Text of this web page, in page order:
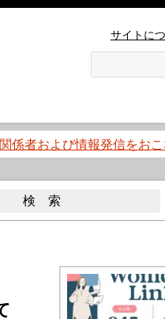
サイトに
係者および情報発信をお